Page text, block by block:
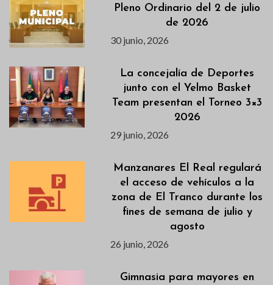
Pleno Ordinario del 2 de julio
de 2026
30 junio, 2026
La concejalía de Deportes
junto con el Yelmo Basket
Team presentan el Torneo 3×3
2026
29 junio, 2026
Manzanares El Real regulará
el acceso de vehículos a la
zona de El Tranco durante los
fines de semana de julio y
agosto
26 junio, 2026
Gimnasia para mayores en